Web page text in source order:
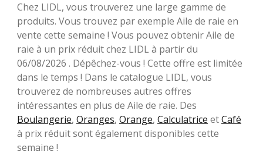
Chez LIDL, vous trouverez une large gamme de
produits. Vous trouvez par exemple Aile de raie en
vente cette semaine ! Vous pouvez obtenir Aile de
raie à un prix réduit chez LIDL à partir du
06/08/2026 . Dépêchez-vous ! Cette offre est limitée
dans le temps ! Dans le catalogue LIDL, vous
trouverez de nombreuses autres offres
intéressantes en plus de Aile de raie. Des
Boulangerie, Oranges, Orange, Calculatrice etCafé
à prix réduit sont également disponibles cette
semaine !